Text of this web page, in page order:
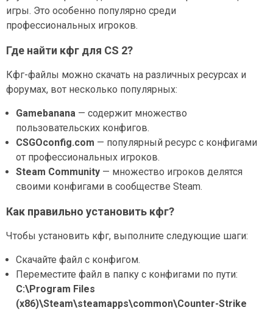
игры. Это особенно популярно среди
профессиональных игроков.
Где найти кфг для CS 2?
Кфг-файлы можно скачать на различных ресурсах и
форумах, вот несколько популярных:
Gamebanana — содержит множество
пользовательских конфигов.
CSGOconfig.com — популярный ресурс с конфигами
от профессиональных игроков.
Steam Community — множество игроков делятся
своими конфигами в сообществе Steam.
Как правильно установить кфг?
Чтобы установить кфг, выполните следующие шаги:
Скачайте файл с конфигом.
Переместите файл в папку с конфигами по пути:
C:\Program Files
(x86)\Steam\steamapps\common\Counter-Strike